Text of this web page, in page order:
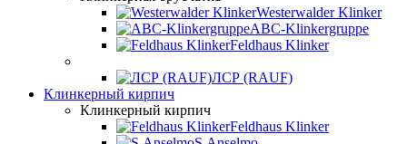
Westerwalder Klinker
ABC-Klinkergruppe
Feldhaus Klinker
ЛСР (RAUF)
Клинкерный кирпич
Клинкерный кирпич
Feldhaus Klinker